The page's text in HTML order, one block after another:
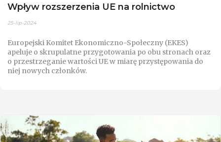
Wpływ rozszerzenia UE na rolnictwo
25-lip-2024
Europejski Komitet Ekonomiczno-Społeczny (EKES)
apeluje o skrupulatne przygotowania po obu stronach oraz
o przestrzeganie wartości UE w miarę przystępowania do
niej nowych członków.